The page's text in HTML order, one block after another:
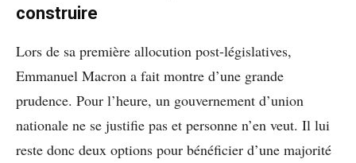
construire
Lors de sa première allocution post-législatives,
Emmanuel Macron a fait montre d’une grande
prudence. Pour l’heure, un gouvernement d’union
nationale ne se justifie pas et personne n’en veut. Il lui
reste donc deux options pour bénéficier d’une majorité